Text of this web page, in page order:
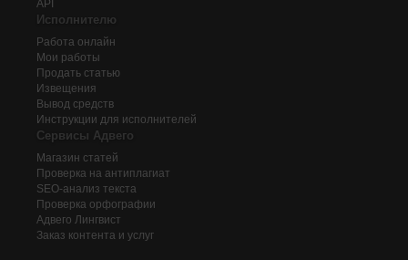
API
Исполнителю
Работа онлайн
Мои работы
Продать статью
Извещения
Вывод средств
Инструкции для исполнителей
Сервисы Адвего
Магазин статей
Проверка на антиплагиат
SEO-анализ текста
Проверка орфографии
Адвего Лингвист
Заказ контента и услуг